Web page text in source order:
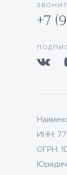
+7
ИНН:
ОГРН: